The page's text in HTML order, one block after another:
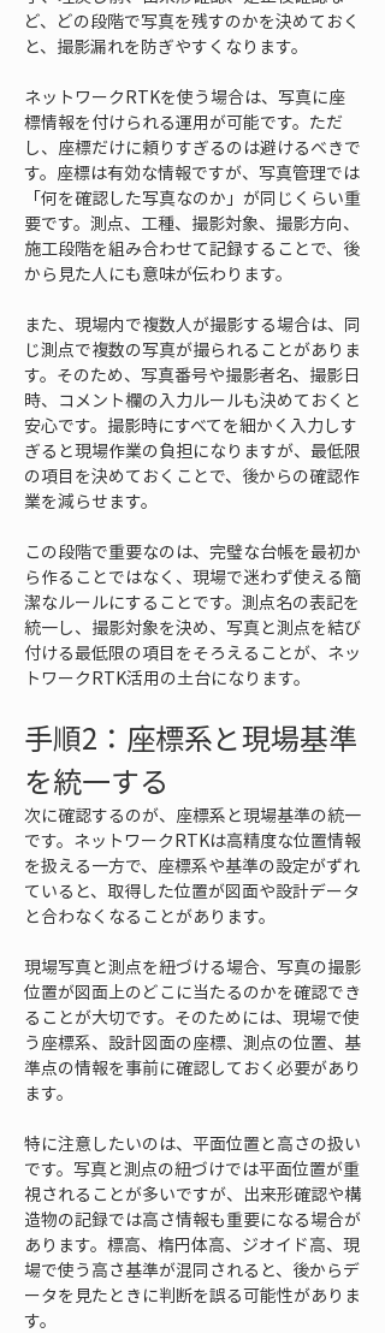
ど、どの段階で写真を残すのかを決めておく
と、撮影漏れを防ぎやすくなります。
ネットワークRTKを使う場合は、写真に座
標情報を付けられる運用が可能です。ただ
し、座標だけに頼りすぎるのは避けるべきで
す。座標は有効な情報ですが、写真管理では
「何を確認した写真なのか」が同じくらい重
要です。測点、工種、撮影対象、撮影方向、
施工段階を組み合わせて記録することで、後
から見た人にも意味が伝わります。
また、現場内で複数人が撮影する場合は、同
じ測点で複数の写真が撮られることがありま
す。そのため、写真番号や撮影者名、撮影日
時、コメント欄の入力ルールも決めておくと
安心です。撮影時にすべてを細かく入力しす
ぎると現場作業の負担になりますが、最低限
の項目を決めておくことで、後からの確認作
業を減らせます。
この段階で重要なのは、完璧な台帳を最初か
ら作ることではなく、現場で迷わず使える簡
潔なルールにすることです。測点名の表記を
統一し、撮影対象を決め、写真と測点を結び
付ける最低限の項目をそろえることが、ネッ
トワークRTK活用の土台になります。
手順2：座標系と現場基準
を統一する
次に確認するのが、座標系と現場基準の統一
です。ネットワークRTKは高精度な位置情報
を扱える一方で、座標系や基準の設定がずれ
ていると、取得した位置が図面や設計データ
と合わなくなることがあります。
現場写真と測点を紐づける場合、写真の撮影
位置が図面上のどこに当たるのかを確認でき
ることが大切です。そのためには、現場で使
う座標系、設計図面の座標、測点の位置、基
準点の情報を事前に確認しておく必要があり
ます。
特に注意したいのは、平面位置と高さの扱い
です。写真と測点の紐づけでは平面位置が重
視されることが多いですが、出来形確認や構
造物の記録では高さ情報も重要になる場合が
あります。標高、楕円体高、ジオイド高、現
場で使う高さ基準が混同されると、後からデ
ータを見たときに判断を誤る可能性がありま
す。